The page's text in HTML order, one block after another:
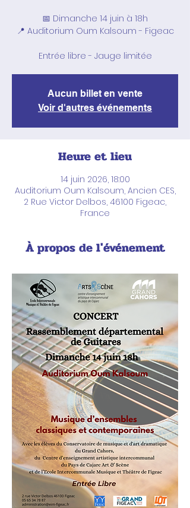
📅 Dimanche 14 juin à 18h
📍 Auditorium Oum Kalsoum - Figeac
Entrée libre - Jauge limitée
Aucun billet en vente
Voir d'autres événements
Heure et lieu
14 juin 2026, 18:00
Auditorium Oum Kalsoum, Ancien CES,
2 Rue Victor Delbos, 46100 Figeac,
France
À propos de l'événement